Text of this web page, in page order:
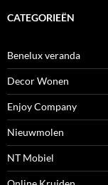
CATEGORIEËN
Benelux veranda
Decor Wonen
Enjoy Company
Nieuwmolen
NT Mobiel